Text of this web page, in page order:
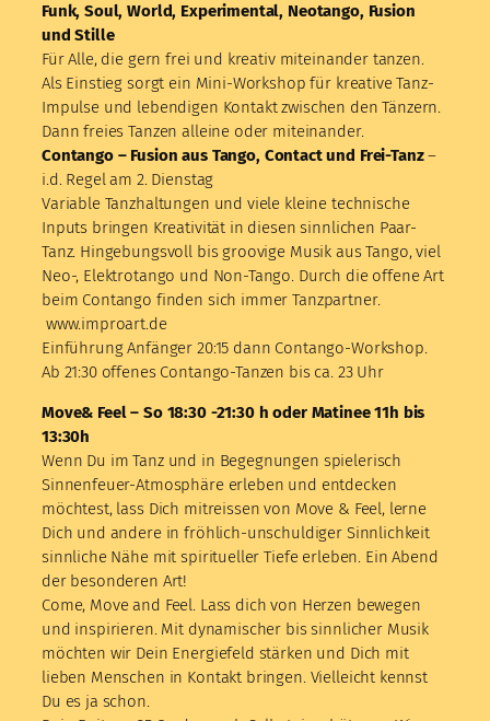
Funk, Soul, World, Experimental, Neotango, Fusion
und Stille
Für Alle, die gern frei und kreativ miteinander tanzen.
Als Einstieg sorgt ein Mini-Workshop für kreative Tanz-
Impulse und lebendigen Kontakt zwischen den Tänzern.
Dann freies Tanzen alleine oder miteinander.
Contango – Fusion aus Tango, Contact und Frei-Tanz–
i.d. Regel am 2. Dienstag
Variable Tanzhaltungen und viele kleine technische
Inputs bringen Kreativität in diesen sinnlichen Paar-
Tanz. Hingebungsvoll bis groovige Musik aus Tango, viel
Neo-, Elektrotango und Non-Tango. Durch die offene Art
beim Contango finden sich immer Tanzpartner.
www.improart.de
Einführung Anfänger 20:15 dann Contango-Workshop.
Ab 21:30 offenes Contango-Tanzen bis ca. 23 Uhr
Move& Feel – So 18:30 -21:30 h oder Matinee 11h bis
13:30h
Wenn Du im Tanz und in Begegnungen spielerisch
Sinnenfeuer-Atmosphäre erleben und entdecken
möchtest, lass Dich mitreissen von Move & Feel, lerne
Dich und andere in fröhlich-unschuldiger Sinnlichkeit
sinnliche Nähe mit spiritueller Tiefe erleben. Ein Abend
der besonderen Art!
Come, Move and Feel. Lass dich von Herzen bewegen
und inspirieren. Mit dynamischer bis sinnlicher Musik
möchten wir Dein Energiefeld stärken und Dich mit
lieben Menschen in Kontakt bringen. Vielleicht kennst
Du es ja schon.